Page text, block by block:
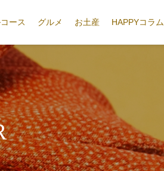
ース グルメ お土産 HAPPYコラム